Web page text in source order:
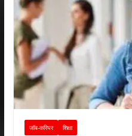
जॉब-करियर शिक्षा